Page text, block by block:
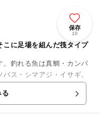
保存
10
こに足場を組んだ筏タイプ
。釣れる魚は真鯛・カンパ
ス・シマアジ・イサギ。
イ・ヒラメなどが釣れま
る